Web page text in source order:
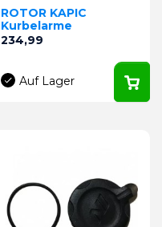
ROTOR KAPIC
Kurbelarme
Preis
234,99
Auf Lager